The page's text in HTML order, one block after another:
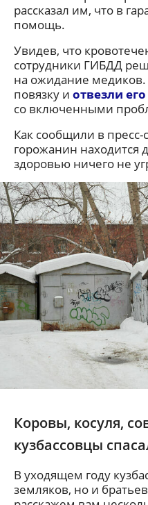
рассказал им, что в
помощь.
Увидев, что
сотрудники ГИБДД
на ожидание
повязку и отвезли
со включенными
Как сообщили в
горожанин находится
здоровью ничего не
Коровы, косуля,
кузбассовцы
В уходящем году
земляков, но и